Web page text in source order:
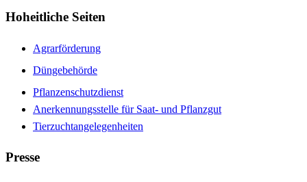
Hoheitliche Seiten
Agrarförderung
Düngebehörde
Pflanzenschutzdienst
Anerkennungsstelle für Saat- und Pflanzgut
Tierzuchtangelegenheiten
Presse